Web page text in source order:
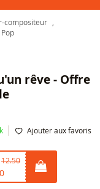
compositeur
Pop
rêve - Offre
Ajouter aux favoris
12.50